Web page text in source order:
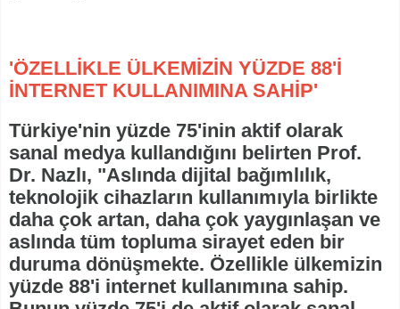
'ÖZELLİKLE ÜLKEMİZİN YÜZDE 88'İ
İNTERNET KULLANIMINA SAHİP'
Türkiye'nin yüzde 75'inin aktif olarak
sanal medya kullandığını belirten Prof.
Dr. Nazlı, "Aslında dijital bağımlılık,
teknolojik cihazların kullanımıyla birlikte
daha çok artan, daha çok yaygınlaşan ve
aslında tüm topluma sirayet eden bir
duruma dönüşmekte. Özellikle ülkemizin
yüzde 88'i internet kullanımına sahip.